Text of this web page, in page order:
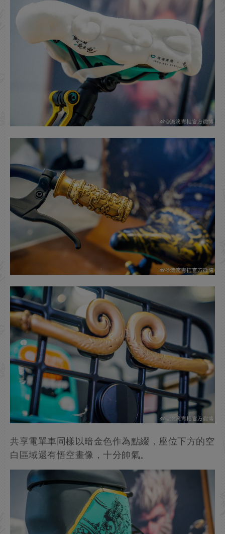
共享電單車同樣以暗金色作為點綴，座位下方的空
白區域還有悟空畫像，十分帥氣。